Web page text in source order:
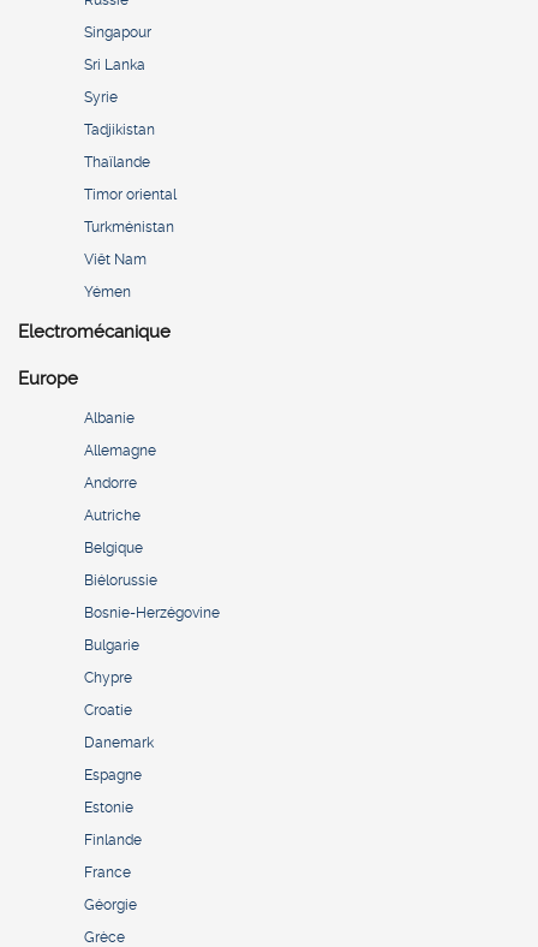
Singapour
Sri Lanka
Syrie
Tadjikistan
Thaïlande
Timor oriental
Turkménistan
Viêt Nam
Yémen
Electromécanique
Europe
Albanie
Allemagne
Andorre
Autriche
Belgique
Biélorussie
Bosnie-Herzégovine
Bulgarie
Chypre
Croatie
Danemark
Espagne
Estonie
Finlande
France
Géorgie
Grèce